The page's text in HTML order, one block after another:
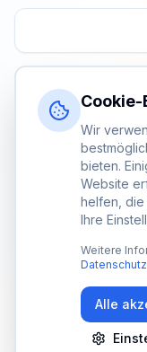
Wir
bieten.
Website
helfen, die
Ihre
Weitere
Alle